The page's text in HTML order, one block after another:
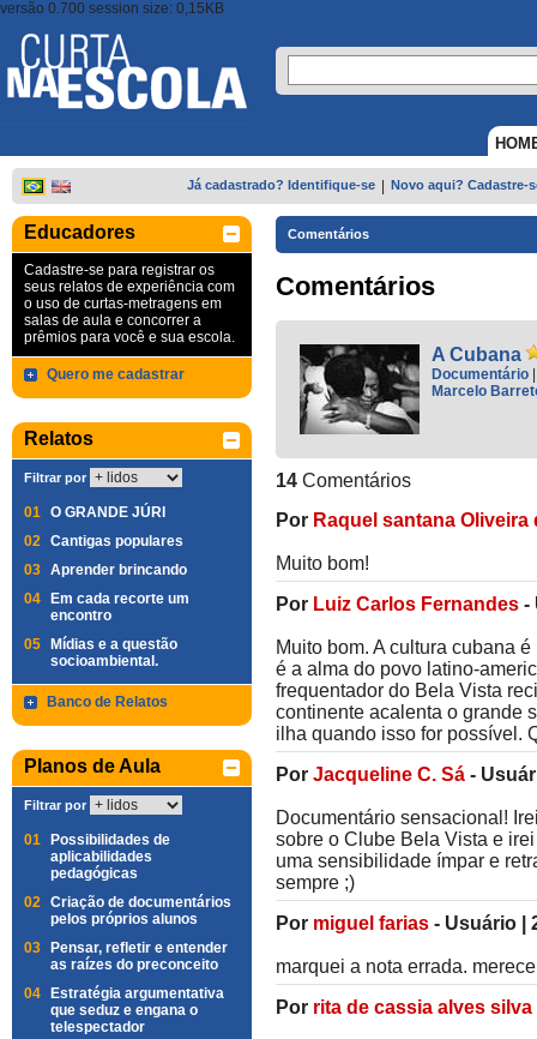
versão 0.700 session size: 0,15KB
Já cadastrado? Identifique-se Novo aqui? Cadastre-
Educadores
Cadastre-se para registrar os
seus relatos de experiência com
o uso de curtas-metragens em
salas de aula e concorrer a
prêmios para você e sua escola.
Quero me cadastrar
Relatos
Filtrar por
01 O GRANDE JÚRI
02 Cantigas populares
03 Aprender brincando
04
Em cada recorte um
encontro
05
Mídias e a questão
socioambiental.
Banco de Relatos
Planos de Aula
Filtrar por
01
Possibilidades de
aplicabilidades
pedagógicas
02 Criação de documentários
pelos próprios alunos
03
Pensar, refletir e entender
as raízes do preconceito
04
Estratégia argumentativa
que seduz e engana o
telespectador
Comentários
Comentários
A Cubana
Documentário
Marcelo
14 Comentários
Por Raquel santana Oliveira
Muito bom!
Por Luiz Carlos Fernandes -
Muito bom. A cultura cubana
é a alma do povo latino-
frequentador do Bela Vista
continente acalenta o grande
ilha quando isso for possível.
Por Jacqueline C. Sá -
Documentário sensacional!
sobre o Clube Bela Vista e
uma sensibilidade ímpar e
sempre ;)
Por miguel farias - Usuário
marquei a nota errada.
Por rita de cassia alves silva